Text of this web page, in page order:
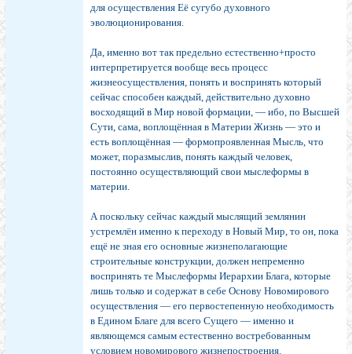
для осуществления Её сугубо духовного
эволюционирования.
Да, именно вот так предельно естественно+просто
интерпретируется вообще весь процесс
жизнеосуществления, понять и воспринять который
сейчас способен каждый, действительно духовно
восходящий в Мир новой формации, — ибо, по Высшей
Сути, сама, воплощённая в Материи Жизнь — это и
есть воплощённая — формопроявленная Мысль, что
может, поразмыслив, понять каждый человек,
постоянно осуществляющий свои мыслеформы в
материи.
А поскольку сейчас каждый мыслящий землянин
устремлён именно к переходу в Новый Мир, то он, пока
ещё не зная его основные жизнеполагающие
строительные конструкции, должен непременно
воспринять те Мыслеформы Иерархии Блага, которые
лишь только и содержат в себе Основу Новомирового
осуществления — его первостепенную необходимость
в Едином Благе для всего Сущего — именно и
являющемся самым естественно востребованным
условием новомирового жизнепостроения.